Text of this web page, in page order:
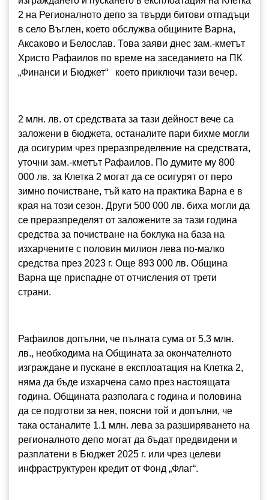
2 на Регионалното депо за твърди битови отпадъци
в село Въглен, което обслужва общините Варна,
Аксаково и Белослав. Това заяви днес зам.-кметът
Христо Рафаилов по време на заседанието на ПК
„Финанси и Бюджет“ което приключи тази вечер.
2 млн. лв. от средствата за тази дейност вече са
заложени в бюджета, останалите пари бихме могли
да осигурим чрез преразпределение на средствата,
уточни зам.-кметът Рафаилов. По думите му 800
000 лв. за Клетка 2 могат да се осигурят от перо
зимно почистване, тъй като на практика Варна е в
края на този сезон. Други 500 000 лв. биха могли да
се преразпределят от заложените за тази година
средства за почистване на боклука на база на
изхарчените с половин милион лева по-малко
средства през 2023 г. Още 893 000 лв. Община
Варна ще приспадне от отчисления от трети
страни.
Рафаилов допълни, че пълната сума от 5,3 млн.
лв., необходима на Общината за окончателното
изграждане и пускане в експлоатация на Клетка 2,
няма да бъде изхарчена само през настоящата
година. Общината разполага с година и половина
да се подготви за нея, поясни той и допълни, че
така останалите 1.1 млн. лева за разширяването на
регионалното депо могат да бъдат предвидени и
разплатени в Бюджет 2025 г. или чрез целеви
инфраструктурен кредит от Фонд „Флаг“.